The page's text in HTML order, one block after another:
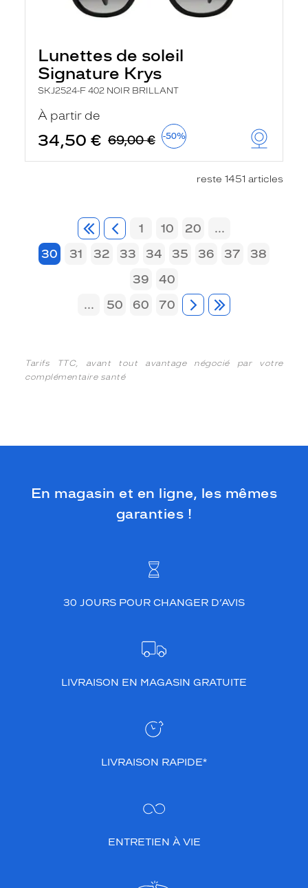
Lunettes de soleil
Signature Krys
SKJ2524-F 402 NOIR BRILLANT
À partir de
34,50 € 69,00 € -50%
reste 1451 articles
1 10 20
...
30
31 32 33 34 35 36 37
38
39
40
...
50 60 70
Tarifs TTC, avant tout avantage négocié par votre
complémentaire santé
En magasin et en ligne, les mêmes
garanties !
30 JOURS POUR CHANGER D’AVIS
LIVRAISON EN MAGASIN GRATUITE
LIVRAISON RAPIDE*
ENTRETIEN À VIE